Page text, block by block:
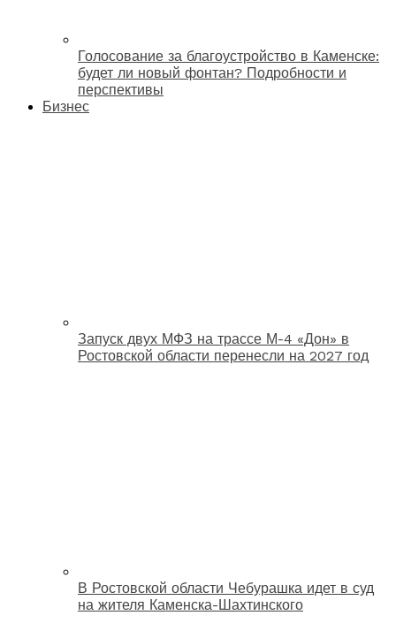
Голосование за благоустройство в Каменске:
будет ли новый фонтан? Подробности и
перспективы
Бизнес
Запуск двух МФЗ на трассе М-4 «Дон» в
Ростовской области перенесли на 2027 год
В Ростовской области Чебурашка идет в суд
на жителя Каменска-Шахтинского